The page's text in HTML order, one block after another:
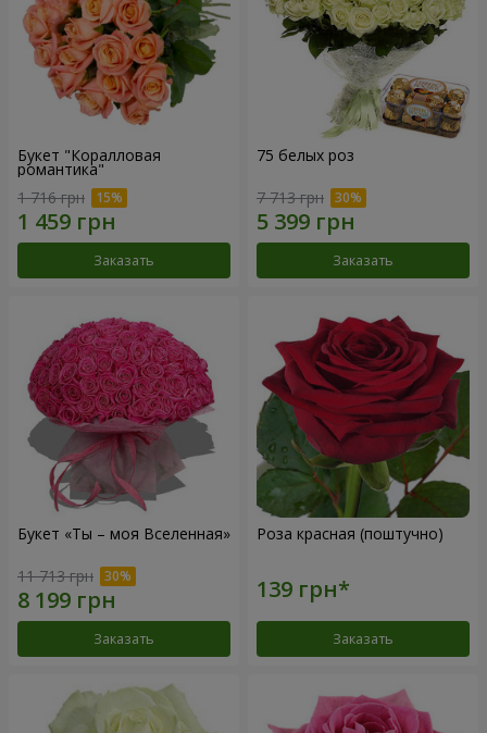
Букет "Коралловая
романтика"
1 716 грн
Заказать
75 белых роз
7 713 грн
Заказать
Букет «Ты – моя Вселенная»
11 713 грн
Заказать
Роза красная (поштучно)
Заказать